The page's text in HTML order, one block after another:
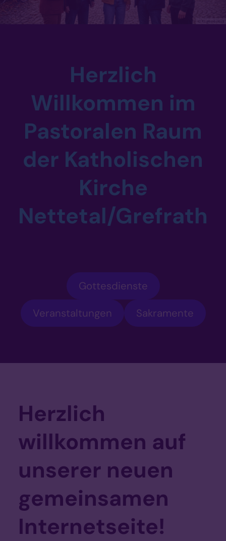
© KI generiert
Herzlich
Willkommen im
Pastoralen Raum
der Katholischen
Kirche
Nettetal/Grefrath
Gottesdienste
Veranstaltungen Sakramente
Herzlich
willkommen auf
unserer neuen
gemeinsamen
Internetseite!